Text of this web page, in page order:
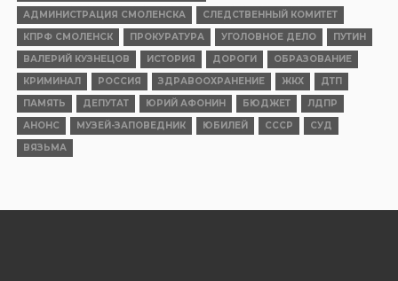
АДМИНИСТРАЦИЯ СМОЛЕНСКА
СЛЕДСТВЕННЫЙ КОМИТЕТ
КПРФ СМОЛЕНСК
ПРОКУРАТУРА УГОЛОВНОЕ ДЕЛО
ПУТИН
ВАЛЕРИЙ КУЗНЕЦОВ
ИСТОРИЯ ДОРОГИ
ОБРАЗОВАНИЕ
КРИМИНАЛ
РОССИЯ ЗДРАВООХРАНЕНИЕ ЖКХ
ДТП
ПАМЯТЬ
ДЕПУТАТ ЮРИЙ АФОНИН БЮДЖЕТ
ЛДПР
АНОНС
МУЗЕЙ-ЗАПОВЕДНИК ЮБИЛЕЙ СССР
СУД
ВЯЗЬМА